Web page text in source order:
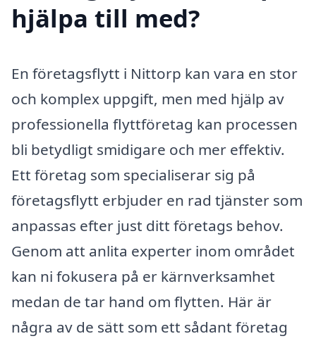
hjälpa till med?
En företagsflytt i Nittorp kan vara en stor
och komplex uppgift, men med hjälp av
professionella flyttföretag kan processen
bli betydligt smidigare och mer effektiv.
Ett företag som specialiserar sig på
företagsflytt erbjuder en rad tjänster som
anpassas efter just ditt företags behov.
Genom att anlita experter inom området
kan ni fokusera på er kärnverksamhet
medan de tar hand om flytten. Här är
några av de sätt som ett sådant företag